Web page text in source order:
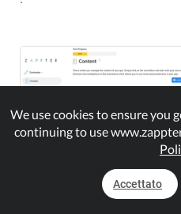
We use cookies to ensure you
continuing to use
Accettato